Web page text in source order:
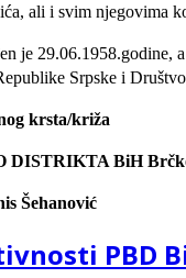
ali i svim njegovima
je 29.06.1958.godine,
Srpske i
krsta/križa
DISTRIKTA BiH
Šehanović
PBD